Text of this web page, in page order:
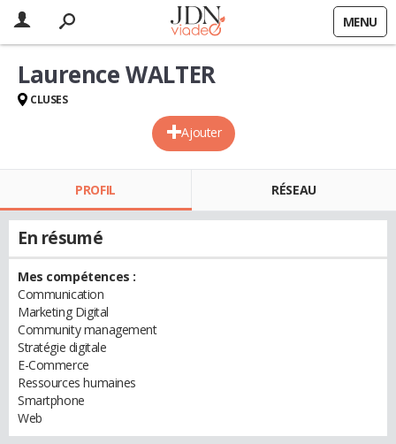
MENU
Ajouter
Laurence WALTER
CLUSES
PROFIL RÉSEAU
En résumé
Mes compétences :
Communication
Marketing Digital
Community management
Stratégie digitale
E-Commerce
Ressources humaines
Smartphone
Web